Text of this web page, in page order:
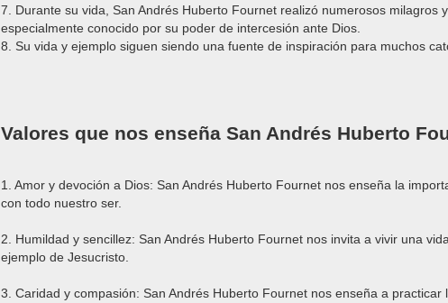
7. Durante su vida, San Andrés Huberto Fournet realizó numerosos milagros
especialmente conocido por su poder de intercesión ante Dios.
8. Su vida y ejemplo siguen siendo una fuente de inspiración para muchos
Valores que nos enseña San Andrés Huberto
1. Amor y devoción a Dios: San Andrés Huberto Fournet nos enseña la
con todo nuestro ser.
2. Humildad y sencillez: San Andrés Huberto Fournet nos invita a vivir una
ejemplo de Jesucristo.
3. Caridad y compasión: San Andrés Huberto Fournet nos enseña a